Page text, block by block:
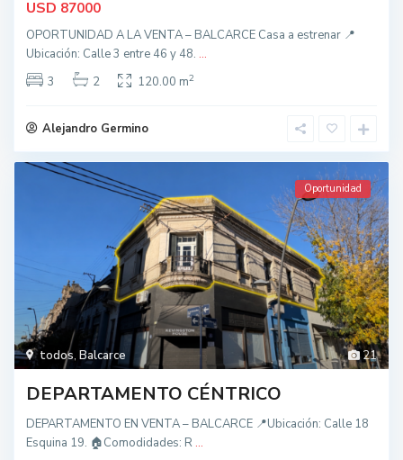
USD 87000
OPORTUNIDAD A LA VENTA – BALCARCE Casa a estrenar 📍
Ubicación: Calle 3 entre 46 y 48. ...
3
2 120.00 m2
Alejandro Germino
21
todos, Balcarce
Oportunidad
DEPARTAMENTO CÉNTRICO
DEPARTAMENTO EN VENTA – BALCARCE 📍Ubicación: Calle 18
Esquina 19. 🏠Comodidades: R ...